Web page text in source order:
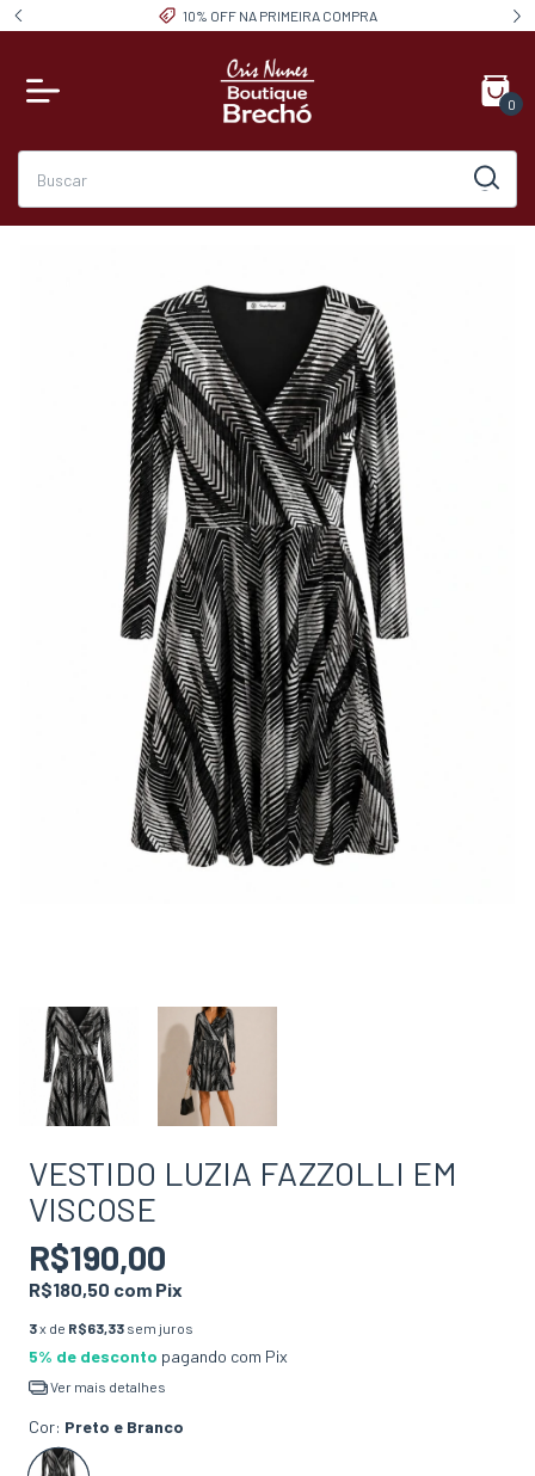
10% OFF NA PRIMEIRA COMPRA
0
VESTIDO LUZIA FAZZOLLI EM
VISCOSE
R$190,00
R$180,50 com Pix
3x de R$63,33 sem juros
5% de desconto pagando com Pix
Ver mais detalhes
Cor: Preto e Branco